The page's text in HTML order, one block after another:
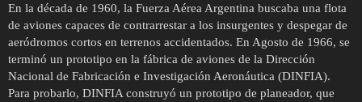
En la década de 1960, la Fuerza Aérea Argentina buscaba una flota
de aviones capaces de contrarrestar a los insurgentes y despegar de
aeródromos cortos en terrenos accidentados. En Agosto de 1966, se
terminó un prototipo en la fábrica de aviones de la Dirección
Nacional de Fabricación e Investigación Aeronáutica (DINFIA).
Para probarlo, DINFIA construyó un prototipo de planeador, que